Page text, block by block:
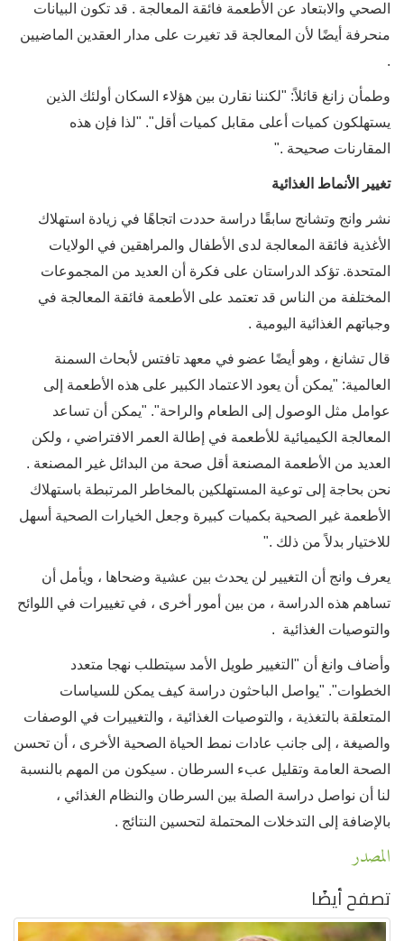
الصحي والابتعاد عن الأطعمة فائقة المعالجة . قد تكون البيانات
منحرفة أيضًا لأن المعالجة قد تغيرت على مدار العقدين الماضيين
.
وطمأن زانغ قائلاً: "لكننا نقارن بين هؤلاء السكان أولئك الذين
يستهلكون كميات أعلى مقابل كميات أقل". "لذا فإن هذه
المقارنات صحيحة ."
تغيير الأنماط الغذائية
نشر وانج وتشانج سابقًا دراسة حددت اتجاهًا في زيادة استهلاك
الأغذية فائقة المعالجة لدى الأطفال والمراهقين في الولايات
المتحدة. تؤكد الدراستان على فكرة أن العديد من المجموعات
المختلفة من الناس قد تعتمد على الأطعمة فائقة المعالجة في
وجباتهم الغذائية اليومية .
قال تشانغ ، وهو أيضًا عضو في معهد تافتس لأبحاث السمنة
العالمية: "يمكن أن يعود الاعتماد الكبير على هذه الأطعمة إلى
عوامل مثل الوصول إلى الطعام والراحة". "يمكن أن تساعد
المعالجة الكيميائية للأطعمة في إطالة العمر الافتراضي ، ولكن
العديد من الأطعمة المصنعة أقل صحة من البدائل غير المصنعة .
نحن بحاجة إلى توعية المستهلكين بالمخاطر المرتبطة باستهلاك
الأطعمة غير الصحية بكميات كبيرة وجعل الخيارات الصحية أسهل
للاختيار بدلاً من ذلك ."
يعرف وانج أن التغيير لن يحدث بين عشية وضحاها ، ويأمل أن
تساهم هذه الدراسة ، من بين أمور أخرى ، في تغييرات في اللوائح
والتوصيات الغذائية .
وأضاف وانغ أن "التغيير طويل الأمد سيتطلب نهجا متعدد
الخطوات". "يواصل الباحثون دراسة كيف يمكن للسياسات
المتعلقة بالتغذية ، والتوصيات الغذائية ، والتغييرات في الوصفات
والصيغة ، إلى جانب عادات نمط الحياة الصحية الأخرى ، أن تحسن
الصحة العامة وتقليل عبء السرطان . سيكون من المهم بالنسبة
لنا أن نواصل دراسة الصلة بين السرطان والنظام الغذائي ،
بالإضافة إلى التدخلات المحتملة لتحسين النتائج .
المصدر
تصفح أيضًا